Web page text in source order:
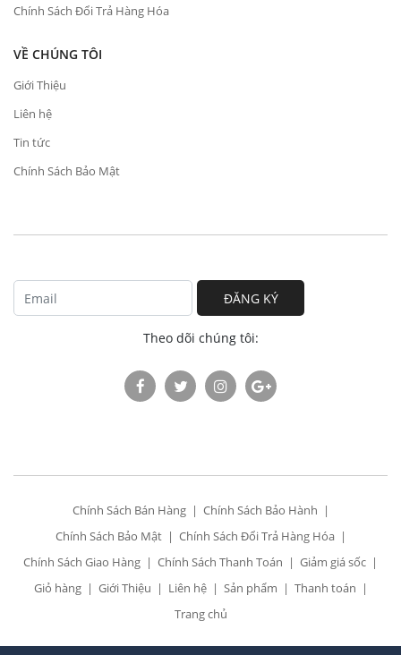
Chính Sách Đổi Trả Hàng Hóa
VỀ CHÚNG TÔI
Giới Thiệu
Liên hệ
Tin tức
Chính Sách Bảo Mật
ĐĂNG KÝ
Theo dõi chúng tôi:
Chính Sách Bán Hàng
Chính Sách Bảo Hành
Chính Sách Bảo Mật
Chính Sách Đổi Trả Hàng Hóa
Chính Sách Giao Hàng
Chính Sách Thanh Toán
Giảm giá sốc
Giỏ hàng
Giới Thiệu Liên hệ Sản phẩm
Thanh toán
Trang chủ